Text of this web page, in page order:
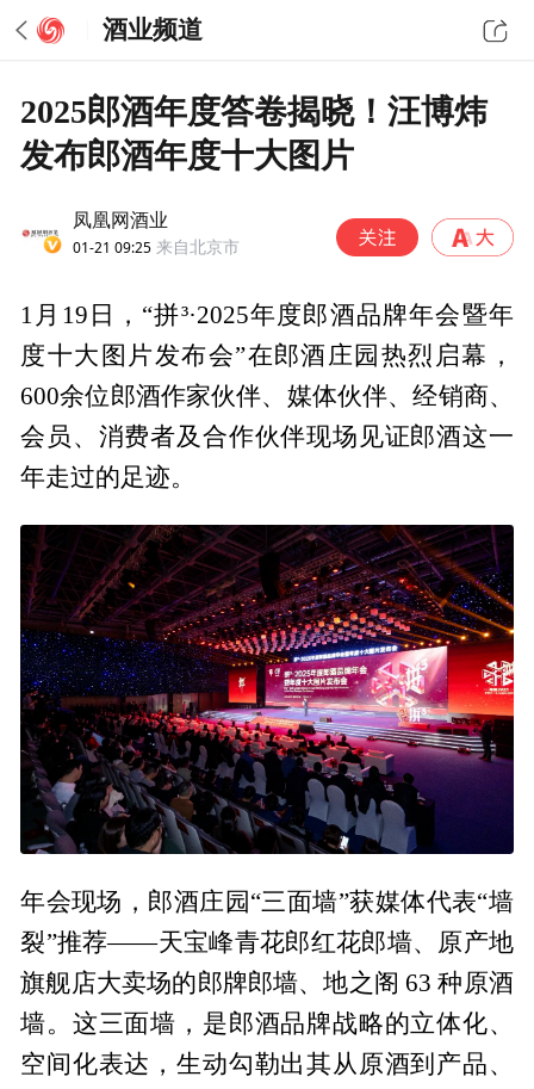
酒业频道
2025郎酒年度答卷揭晓！汪博炜
发布郎酒年度十大图片
凤凰网酒业
01-21 09:25 来自北京市
1月19日，“拼³·2025年度郎酒品牌年会暨年
度十大图片发布会”在郎酒庄园热烈启幕，
600余位郎酒作家伙伴、媒体伙伴、经销商、
会员、消费者及合作伙伴现场见证郎酒这一
年走过的足迹。
年会现场，郎酒庄园“三面墙”获媒体代表“墙
裂”推荐——天宝峰青花郎红花郎墙、原产地
旗舰店大卖场的郎牌郎墙、地之阁 63 种原酒
墙。这三面墙，是郎酒品牌战略的立体化、
空间化表达，生动勾勒出其从原酒到产品、